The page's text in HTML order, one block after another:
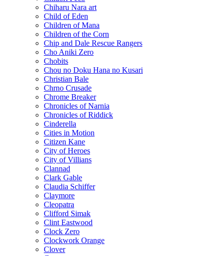
Chiharu Nara art
Child of Eden
Children of Mana
Children of the Corn
Chip and Dale Rescue Rangers
Cho Aniki Zero
Chobits
Chou no Doku Hana no Kusari
Christian Bale
Chrno Crusade
Chrome Breaker
Chronicles of Narnia
Chronicles of Riddick
Cinderella
Cities in Motion
Citizen Kane
City of Heroes
City of Villians
Clannad
Clark Gable
Claudia Schiffer
Claymore
Cleopatra
Clifford Simak
Clint Eastwood
Clock Zero
Clockwork Orange
Clover